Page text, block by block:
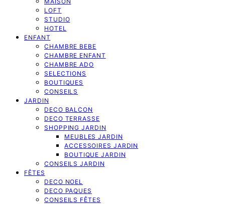
LOFT
STUDIO
HOTEL
ENFANT
CHAMBRE BEBE
CHAMBRE ENFANT
CHAMBRE ADO
SELECTIONS
BOUTIQUES
CONSEILS
JARDIN
DECO BALCON
DECO TERRASSE
SHOPPING JARDIN
MEUBLES JARDIN
ACCESSOIRES JARDIN
BOUTIQUE JARDIN
CONSEILS JARDIN
FÊTES
DECO NOEL
DECO PAQUES
CONSEILS FÊTES